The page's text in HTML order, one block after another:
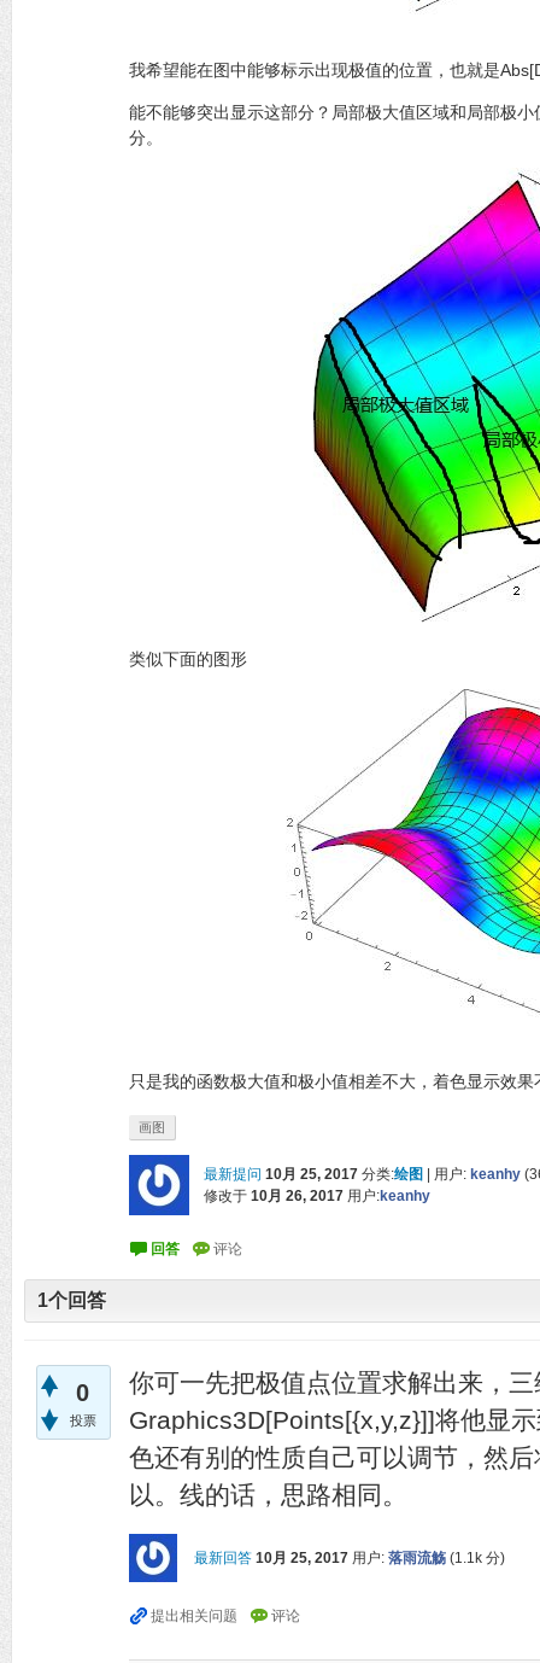
我希望能在图中能够标示出现极值的位置，也就是
能不能够突出显示这部分？局部极大值区域和局部极
分。
类似下面的图形
只是我的函数极大值和极小值相差不大，着色显示效果
画图
最新提问 10月 25, 2017 分类:绘图 用户: keanhy (
修改于 10月 26, 2017 用户:keanhy
1个回答
0
投票
你可一先把极值点位置求解出来，
Graphics3D[Points[{x,y,z}]]将他显
色还有别的性质自己可以调节，然
以。线的话，思路相同。
最新回答 10月 25, 2017 用户: 落雨流觞 (1.1k 分)